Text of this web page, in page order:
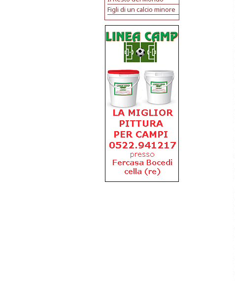
Figli di un calcio minore